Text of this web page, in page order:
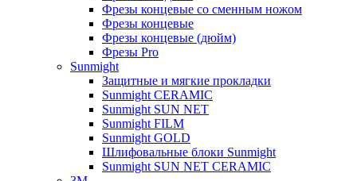
Фрезы концевые со сменным ножом
Фрезы концевые
Фрезы концевые (дюйм)
Фрезы Pro
Sunmight
Защитные и мягкие прокладки
Sunmight CERAMIC
Sunmight SUN NET
Sunmight FILM
Sunmight GOLD
Шлифовальные блоки Sunmight
Sunmight SUN NET CERAMIC